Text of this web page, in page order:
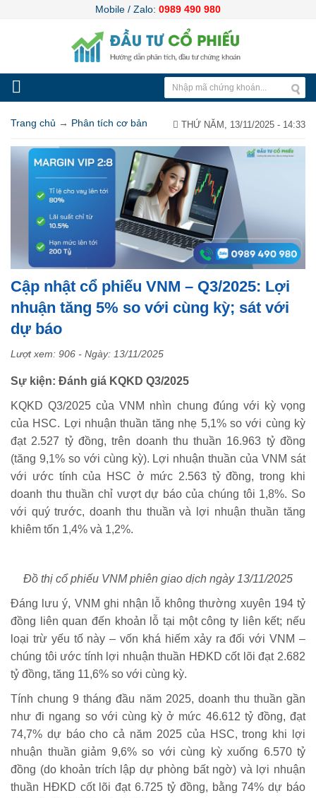
Mobile / Zalo: 0989 490 980
Trang chủ → Phân tích cơ bản THỨ NĂM, 13/11/2025 - 14:33
Cập nhật cổ phiếu VNM – Q3/2025: Lợi
nhuận tăng 5% so với cùng kỳ; sát với
dự báo
Lượt xem: 906 - Ngày: 13/11/2025
Sự kiện: Đánh giá KQKD Q3/2025
KQKD Q3/2025 của VNM nhìn chung đúng với kỳ vọng
của HSC. Lợi nhuận thuần tăng nhẹ 5,1% so với cùng kỳ
đạt 2.527 tỷ đồng, trên doanh thu thuần 16.963 tỷ đồng
(tăng 9,1% so với cùng kỳ). Lợi nhuận thuần của VNM sát
với ước tính của HSC ở mức 2.563 tỷ đồng, trong khi
doanh thu thuần chỉ vượt dự báo của chúng tôi 1,8%. So
với quý trước, doanh thu thuần và lợi nhuận thuần tăng
khiêm tốn 1,4% và 1,2%.
Đồ thị cổ phiếu VNM phiên giao dịch ngày 13/11/2025
Đáng lưu ý, VNM ghi nhận lỗ không thường xuyên 194 tỷ
đồng liên quan đến khoản lỗ tại một công ty liên kết; nếu
loại trừ yếu tố này – vốn khá hiếm xảy ra đối với VNM –
chúng tôi ước tính lợi nhuận thuần HĐKD cốt lõi đạt 2.682
tỷ đồng, tăng 11,6% so với cùng kỳ.
Tính chung 9 tháng đầu năm 2025, doanh thu thuần gần
như đi ngang so với cùng kỳ ở mức 46.612 tỷ đồng, đạt
74,7% dự báo cho cả năm 2025 của HSC, trong khi lợi
nhuận thuần giảm 9,6% so với cùng kỳ xuống 6.570 tỷ
đồng (do khoản trích lập dự phòng bất ngờ) và lợi nhuận
thuần HĐKD cốt lõi đạt 6.725 tỷ đồng, bằng 74% dự báo